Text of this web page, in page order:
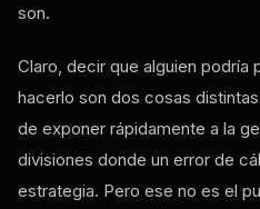
son.
Claro, decir que alguien podría
hacerlo son dos cosas
de exponer rápidamente a la
divisiones donde un error de
estrategia. Pero ese no es el